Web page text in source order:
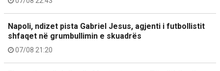
Napoli, ndizet pista Gabriel Jesus, agjenti i futbollistit
shfaqet në grumbullimin e skuadrës
07/08 21:20